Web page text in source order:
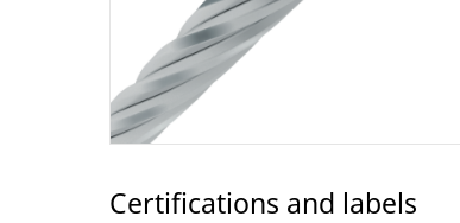
Certifications and labels